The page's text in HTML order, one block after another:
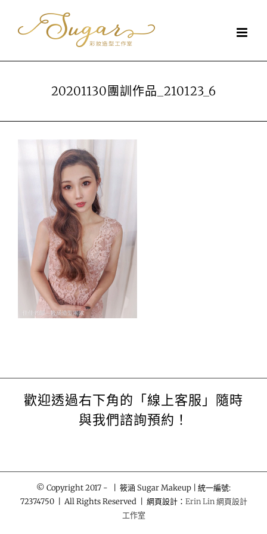
20201130團訓作品_210123_6
歡迎透過右下角的「線上客服」隨時
與我們諮詢預約！
© Copyright 2017 -
| 筱涵 Sugar Makeup | 統一編號:
72374750 | All Rights Reserved | 網頁設計： Erin Lin 網頁設計
工作室